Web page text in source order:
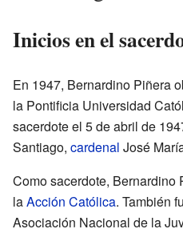
Inicios en el
En 1947, Bernardino Piñera
la Pontificia Universidad
sacerdote el 5 de abril de
Santiago, cardenal José
Como sacerdote, Bernardino
laAcción Católica. También
Asociación Nacional de la